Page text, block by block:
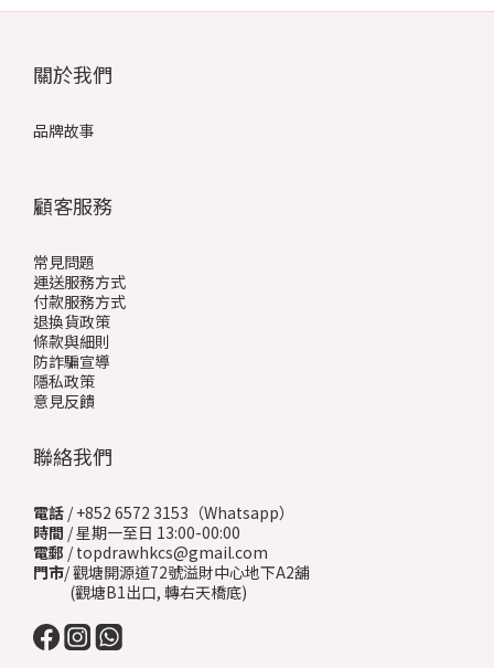
關於我們
品牌故事
顧客服務
常見問題
運送服務方式
付款服務方式
退換貨政策
條款與細則
防詐騙宣導
隱私政策
意見反饋
聯絡我們
電話 / +852 6572 3153（Whatsapp）
時間 / 星期一至日 13:00-00:00
電郵 / topdrawhkcs@gmail.com
門市/ 觀塘開源道72號溢財中心地下A2舖
(觀塘B1出口, 轉右天橋底)